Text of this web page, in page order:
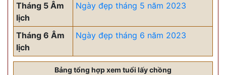
Tháng 5 Âm
lịch
Ngày đẹp tháng 5 năm 2023
Tháng 6 Âm
lịch
Ngày đẹp tháng 6 năm 2023
Bảng tổng hợp xem tuổi lấy chồng